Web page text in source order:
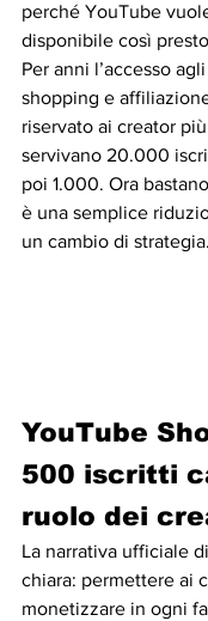
perché YouTube
disponibile così
Per anni l’accesso
shopping e
riservato ai creator
servivano 20.000
poi 1.000. Ora
è una semplice
un cambio di strategia.
YouTube
500 iscritti
ruolo dei
La narrativa ufficiale
chiara: permettere ai
monetizzare in ogni